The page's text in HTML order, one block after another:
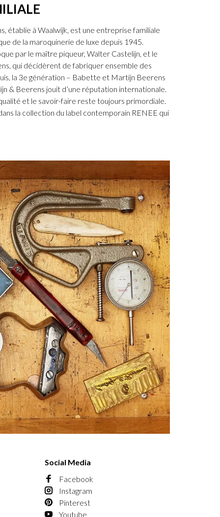
établie à Waalwijk, est une entreprise familiale
de la maroquinerie de luxe depuis 1945.
par le maître piqueur, Walter Castelijn, et le
qui décidèrent de fabriquer ensemble des
la 3e génération – Babette et Martijn Beerens
& Beerens jouit d’une réputation internationale.
et le savoir-faire reste toujours primordiale.
la collection du label contemporain RENEE qui
Social Media
Facebook
Instagram
Pinterest
Youtube